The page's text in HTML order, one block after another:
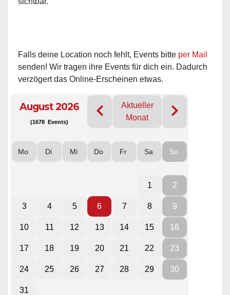
Falls deine Location noch fehlt, Events bitte per Mail
senden! Wir tragen ihre Events für dich ein. Dadurch
verzögert das Online-Erscheinen etwas.
August 2026
(1678 Events)
Aktueller
Monat
Mo Di Mi Do Fr Sa So
1 2
3 4 5 6 7 8 9
10 11 12 13 14 15 16
17 18 19 20 21 22 23
24 25 26 27 28 29 30
31